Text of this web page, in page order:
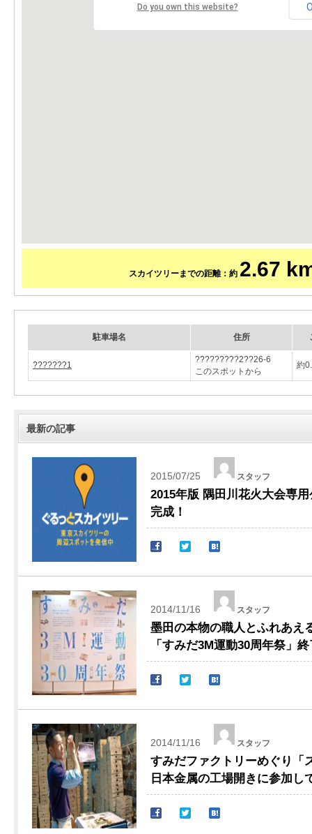
Do you own this website?
スカイツリーまでの距離：約 2.67
駐車場名 住所
???????1
?????????2??26-6
このスポットから
約
最新の記事
2015/07/25 スタッフ
2015年版 隅田川花火大会専
完成！
2014/11/16 スタッフ
墨田の本物の職人とふれあえ
「すみだ3M運動30周年祭」
2014/11/16 スタッフ
すみだファクトリーめぐり「
日本金属の工場開きに参加し